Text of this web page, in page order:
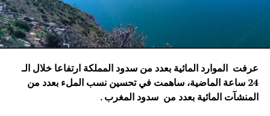
عرفت الموارد المائية بعدد من سدود المملكة ارتفاعا خلال الـ
24 ساعة الماضية، ساهمت في تحسين نسب الملء بعدد من
المنشآت المائية بعدد من سدود المغرب .